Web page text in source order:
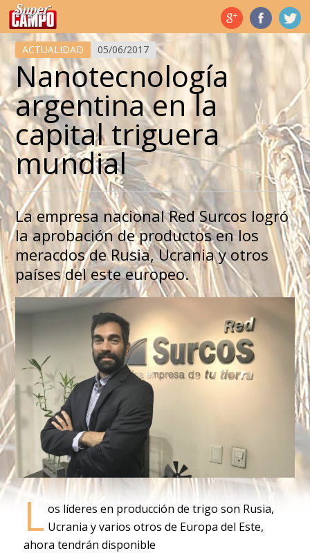
Temas de hoy
ACTUALIDAD 05/06/2017
Nanotecnología
argentina en la
capital triguera
mundial
La empresa nacional Red Surcos logró
la aprobación de productos en los
meracdos de Rusia, Ucrania y otros
países del este europeo.
L os líderes en producción de trigo son Rusia,
Ucrania y varios otros de Europa del Este,
ahora tendrán disponible